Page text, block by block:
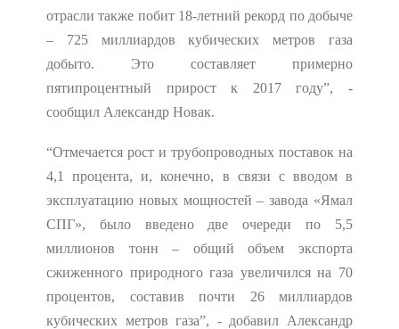
отрасли также побит 18-летний рекорд по добыче
– 725 миллиардов кубических метров газа
добыто. Это составляет примерно
пятипроцентный прирост к 2017 году”, -
сообщил Александр Новак.
“Отмечается рост и трубопроводных поставок на
4,1 процента, и, конечно, в связи с вводом в
эксплуатацию новых мощностей – завода «Ямал
СПГ», было введено две очереди по 5,5
миллионов тонн – общий объем экспорта
сжиженного природного газа увеличился на 70
процентов, составив почти 26 миллиардов
кубических метров газа”, - добавил Александр